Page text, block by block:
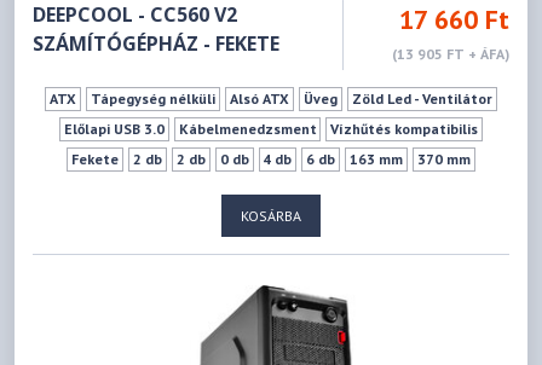
DEEPCOOL - CC560 V2
SZÁMÍTÓGÉPHÁZ - FEKETE
17 660 Ft
(13 905 FT + ÁFA)
ATX Tápegység nélküli Alsó ATX Üveg
Zöld Led - Ventilátor
Előlapi USB 3.0
Kábelmenedzsment
Vízhűtés kompatibilis
Fekete
2 db 2 db 0 db 4 db 6 db 163 mm 370 mm
KOSÁRBA